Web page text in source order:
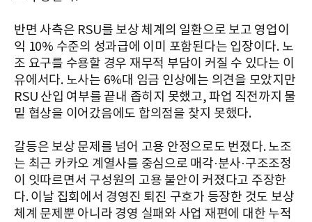
반면 사측은 RSU를 보상 체계의 일환으로 보고 영업이
익 10% 수준의 성과급에 이미 포함된다는 입장이다. 노
조 요구를 수용할 경우 재무적 부담이 커질 수 있다는 이
유에서다. 노사는 6%대 임금 인상에는 의견을 모았지만
RSU 산입 여부를 끝내 좁히지 못했고, 파업 직전까지 물
밑 협상을 이어갔음에도 합의점을 찾지 못했다.
갈등은 보상 문제를 넘어 고용 안정으로도 번졌다. 노조
는 최근 카카오 계열사를 중심으로 매각·분사·구조조정
이 잇따르면서 구성원의 고용 불안이 커졌다고 주장한
다. 이날 집회에서 경영진 퇴진 구호가 등장한 것도 보상
체계 문제뿐 아니라 경영 실패와 사업 재편에 대한 누적